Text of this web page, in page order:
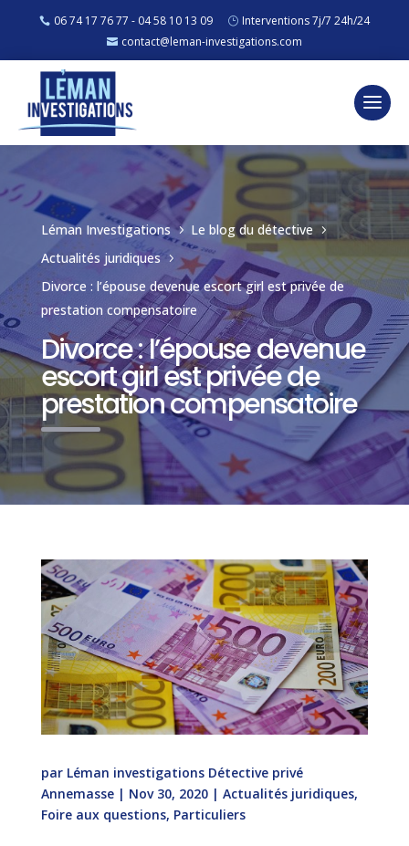
06 74 17 76 77 - 04 58 10 13 09
Interventions 7j/7 24h/24
contact@leman-investigations.com
Léman Investigations5 Le blog du détective 5
Actualités juridiques5
Divorce : l’épouse devenue escort girl est privée de
prestation compensatoire
Divorce : l’épouse devenue
escort girl est privée de
prestation compensatoire
par Léman investigations Détective privé
Annemasse| Nov 30, 2020| Actualités juridiques,
Foire aux questions, Particuliers